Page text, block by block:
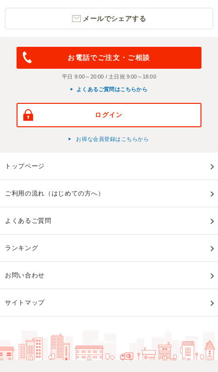
メールでシェアする
お電話でご注文・ご相談
平日 9:00～20:00 / 土日祝 9:00～18:00
よくあるご質問はこちらから
ログイン
お得な会員登録はこちらから
トップページ
ご利用の流れ（はじめての方へ）
よくあるご質問
ランキング
お問い合わせ
サイトマップ